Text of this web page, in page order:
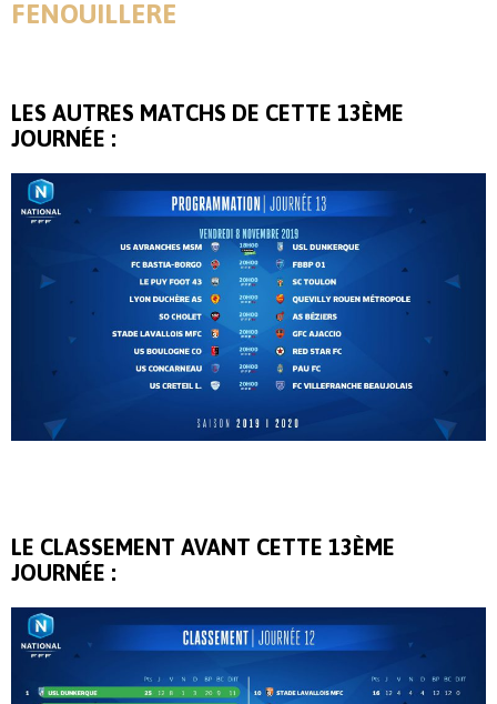
FENOUILLERE
LES AUTRES MATCHS DE CETTE 13ÈME
JOURNÉE :
LE CLASSEMENT AVANT CETTE 13ÈME
JOURNÉE :